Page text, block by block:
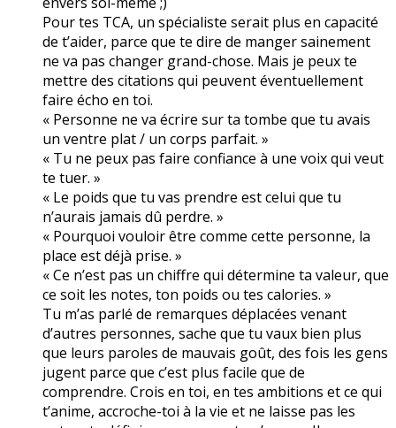
Pour tes TCA, un spécialiste serait plus en capacité
de t’aider, parce que te dire de manger sainement
ne va pas changer grand-chose. Mais je peux te
mettre des citations qui peuvent éventuellement
faire écho en toi.
« Personne ne va écrire sur ta tombe que tu avais
un ventre plat / un corps parfait. »
« Tu ne peux pas faire confiance à une voix qui veut
te tuer. »
« Le poids que tu vas prendre est celui que tu
n’aurais jamais dû perdre. »
« Pourquoi vouloir être comme cette personne, la
place est déjà prise. »
« Ce n’est pas un chiffre qui détermine ta valeur, que
ce soit les notes, ton poids ou tes calories. »
Tu m’as parlé de remarques déplacées venant
d’autres personnes, sache que tu vaux bien plus
que leurs paroles de mauvais goût, des fois les gens
jugent parce que c’est plus facile que de
comprendre. Crois en toi, en tes ambitions et ce qui
t’anime, accroche-toi à la vie et ne laisse pas les